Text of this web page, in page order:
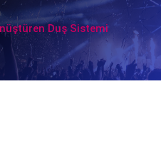
Duş Sistemi